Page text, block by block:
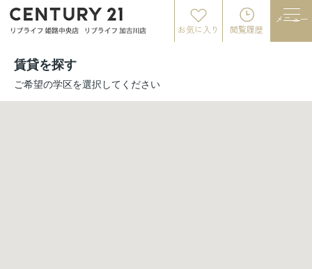
お気に入り 閲覧履歴
メニュー
賃貸を探す
ご希望の学区を選択してください